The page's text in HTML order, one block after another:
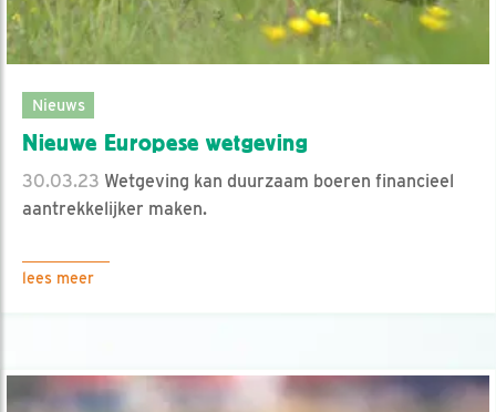
Nieuws
Nieuwe Europese wetgeving
30.03.23 Wetgeving kan duurzaam boeren financieel
aantrekkelijker maken.
lees meer